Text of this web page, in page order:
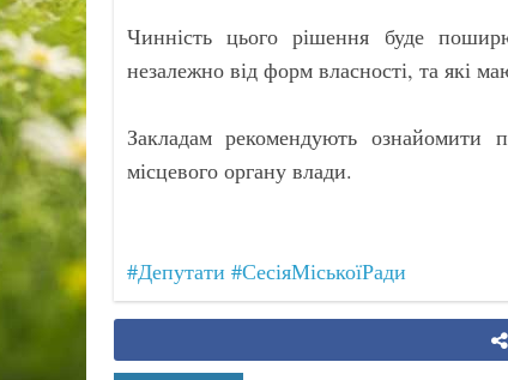
Чинність цього рішення буде
незалежно від форм власності, та які
Закладам рекомендують ознайомити
місцевого органу влади.
#Депутати #СесіяМіськоїРади